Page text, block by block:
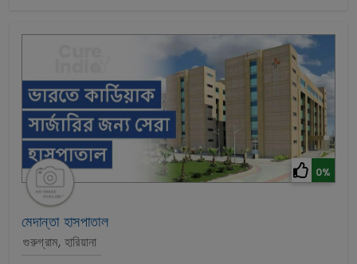
0%
মেদান্তা হাসপাতাল
গুরুগ্রাম, হারিয়ানা